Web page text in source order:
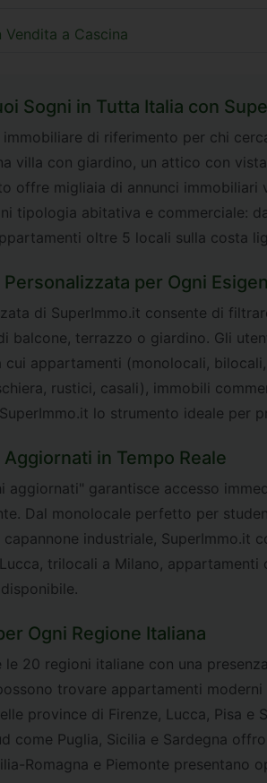
a Cascina
Sogni in Tutta Italia con
di riferimento per chi
villa con giardino, un attico con
offre migliaia di annunci
tipologia abitativa e commerciale:
oltre 5 locali sulla costa
per Ogni
di SuperImmo.it consente di
balcone, terrazzo o giardino. Gli
appartamenti (monolocali,
rustici, casali), immobili
lo strumento ideale
in Tempo Reale
aggiornati" garantisce accesso
Dal monolocale perfetto per
industriale,
trilocali a Milano,
Ogni Regione Italiana
20 regioni italiane con una
trovare appartamenti
province di Firenze, Lucca, Pisa
come Puglia, Sicilia e Sardegna
Romagna e Piemonte